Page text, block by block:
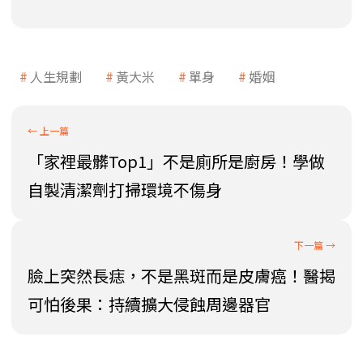
人生規劃 黃大米 單身 婚姻
「家裡最髒Top1」不是廁所是廚房！學做
自製清潔劑打掃環境不傷身
臉上突然長痣，不是黑斑而是皮膚癌！醫揭
可怕後果：持續擴大侵蝕周邊器官